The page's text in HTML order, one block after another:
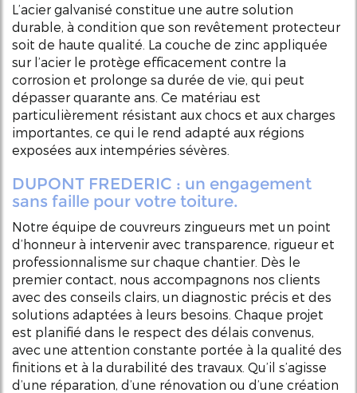
L’acier galvanisé constitue une autre solution
durable, à condition que son revêtement protecteur
soit de haute qualité. La couche de zinc appliquée
sur l’acier le protège efficacement contre la
corrosion et prolonge sa durée de vie, qui peut
dépasser quarante ans. Ce matériau est
particulièrement résistant aux chocs et aux charges
importantes, ce qui le rend adapté aux régions
exposées aux intempéries sévères.
DUPONT FREDERIC : un engagement
sans faille pour votre toiture.
Notre équipe de couvreurs zingueurs met un point
d’honneur à intervenir avec transparence, rigueur et
professionnalisme sur chaque chantier. Dès le
premier contact, nous accompagnons nos clients
avec des conseils clairs, un diagnostic précis et des
solutions adaptées à leurs besoins. Chaque projet
est planifié dans le respect des délais convenus,
avec une attention constante portée à la qualité des
finitions et à la durabilité des travaux. Qu’il s’agisse
d’une réparation, d’une rénovation ou d’une création